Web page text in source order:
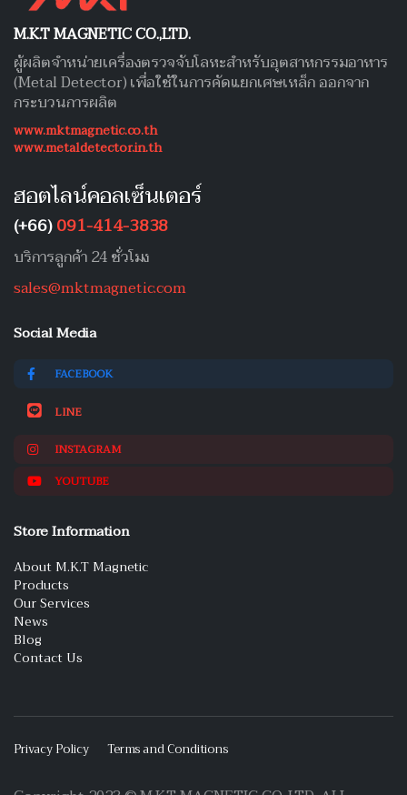
M.K.T MAGNETIC CO.,LTD.
ผู้ผลิตจำหน่ายเครื่องตรวจจับโลหะสำหรับอุตสาหกรรมอาหาร
(Metal Detector) เพื่อใช้ในการคัดแยกเศษเหล็ก ออกจาก
กระบวนการผลิต
www.mktmagnetic.co.th
www.metaldetector.in.th
ฮอตไลน์คอลเซ็นเตอร์
(+66)091-414-3838
บริการลูกค้า 24 ชั่วโมง
sales@mktmagnetic.com
Social Media
FACEBOOK
LINE
INSTAGRAM
YOUTUBE
Store Information
About M.K.T Magnetic
Products
Our Services
News
Blog
Contact Us
Privacy Policy Terms and Conditions